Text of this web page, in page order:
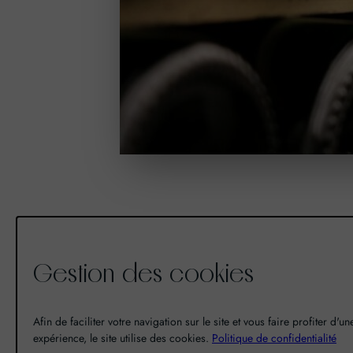
vin, il n’y a eu qu’un pas. Un pas
que nous avons franchi en faisant
Gestion des cookies
Afin de faciliter votre navigation sur le site et vous faire profiter
expérience, le site utilise des cookies. Politique de confidentialité